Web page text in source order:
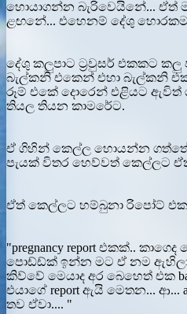
හොයාගන්න බැරිවෙයිනේ... ඒත්
ළඟනේ... එහෙනම් දේශු
දේශු කලුපාට ට්‍රවුසර් එකකට කලු
බැල්කනි එකෙන් එහා බැල්කනි
රූම් එකේ දොරෙන් එළියට ඇවිත්
තියල තියන කාමරේට.
ඒ ගිහින් කෙල්ල හොයන්න ගත්තේ
පැයක් විතර හෙව්වත් කෙල්ලට
ඒත් කෙල්ලට හම්බුනා රිපෝට්
"pregnancy report එකක්..
පොඩ්ඩ්ක් ඉන්න මට ඒ නම ඇහිලා
කිව්වේ මෙයාද අර බෙහෙත් එක
එයාගේ report ඇයි මෙතන... ආ...
තව ඒවා.... "